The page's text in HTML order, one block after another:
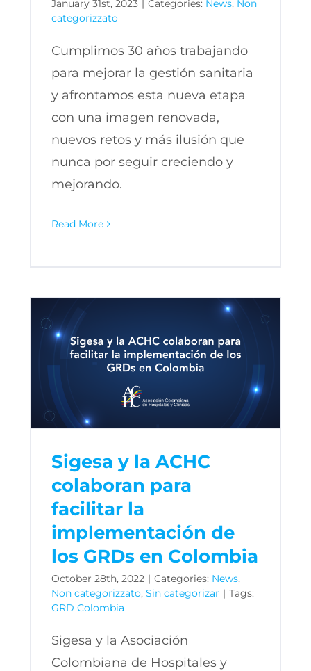
January 31st, 2023 Categories: News, Non
categorizzato
Cumplimos 30 años trabajando
para mejorar la gestión sanitaria
y afrontamos esta nueva etapa
con una imagen renovada,
nuevos retos y más ilusión que
nunca por seguir creciendo y
mejorando.
Read More
Sigesa y la ACHC
colaboran para
facilitar la
implementación de
los GRDs en Colombia
October 28th, 2022 | Categories: News,
Non categorizzato, Sin categorizar | Tags:
GRD Colombia
Sigesa y la Asociación
Colombiana de Hospitales y